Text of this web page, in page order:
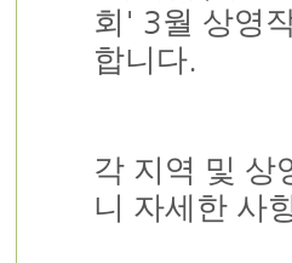
회 ' 3월 상영
합니다.
각 지역 및 상
니 자세한 사